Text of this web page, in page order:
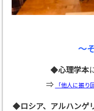
～
◆心理学本
⇒
「他人に振
◆ロシア、アルハンゲ